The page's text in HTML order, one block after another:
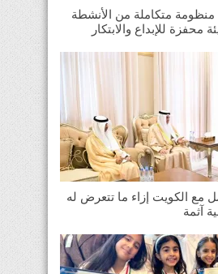
منظومة متكاملة من الأنشطة
محفزة للإبداع والابتكار
مع الكويت إزاء ما تتعرض له
آثمة